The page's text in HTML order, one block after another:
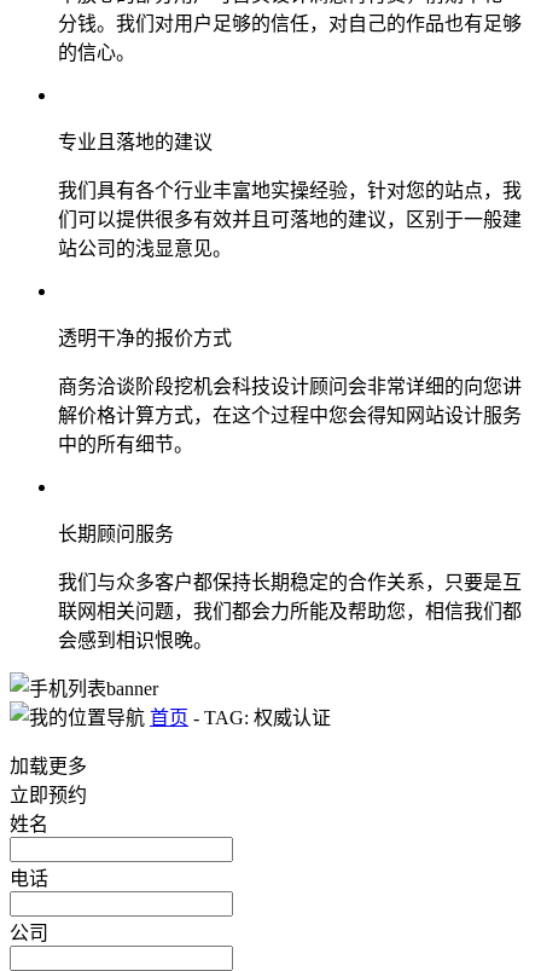
分钱。我们对用户足够的信任，对自己的作品也有足够
的信心。
专业且落地的建议
我们具有各个行业丰富地实操经验，针对您的站点，我
们可以提供很多有效并且可落地的建议，区别于一般建
站公司的浅显意见。
透明干净的报价方式
商务洽谈阶段挖机会科技设计顾问会非常详细的向您讲
解价格计算方式，在这个过程中您会得知网站设计服务
中的所有细节。
长期顾问服务
我们与众多客户都保持长期稳定的合作关系，只要是互
联网相关问题，我们都会力所能及帮助您，相信我们都
会感到相识恨晚。
首页 - TAG: 权威认证
加载更多
立即预约
姓名
电话
公司